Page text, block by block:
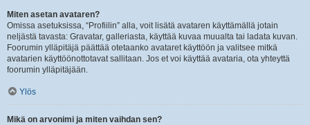
Miten asetan avataren?
Omissa asetuksissa, “Profiilin” alla, voit lisätä avataren käyttämällä jotain
neljästä tavasta: Gravatar, galleriasta, käyttää kuvaa muualta tai ladata kuvan.
Foorumin ylläpitäjä päättää otetaanko avataret käyttöön ja valitsee mitkä
avatarien käyttöönottotavat sallitaan. Jos et voi käyttää avataria, ota yhteyttä
foorumin ylläpitäjään.
Ylös
Mikä on arvonimi ja miten vaihdan sen?